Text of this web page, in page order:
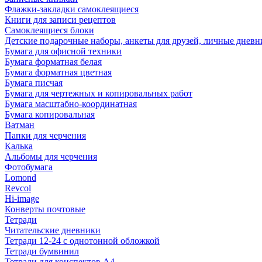
Флажки-закладки самоклеящиеся
Книги для записи рецептов
Самоклеящиеся блоки
Детские подарочные наборы, анкеты для друзей, личные
Бумага для офисной техники
Бумага форматная белая
Бумага форматная цветная
Бумага писчая
Бумага для чертежных и копировальных работ
Бумага масштабно-координатная
Бумага копировальная
Ватман
Папки для черчения
Калька
Альбомы для черчения
Фотобумага
Lomond
Revcol
Hi-image
Конверты почтовые
Тетради
Читательские дневники
Тетради 12-24 с однотонной обложкой
Тетради бумвинил